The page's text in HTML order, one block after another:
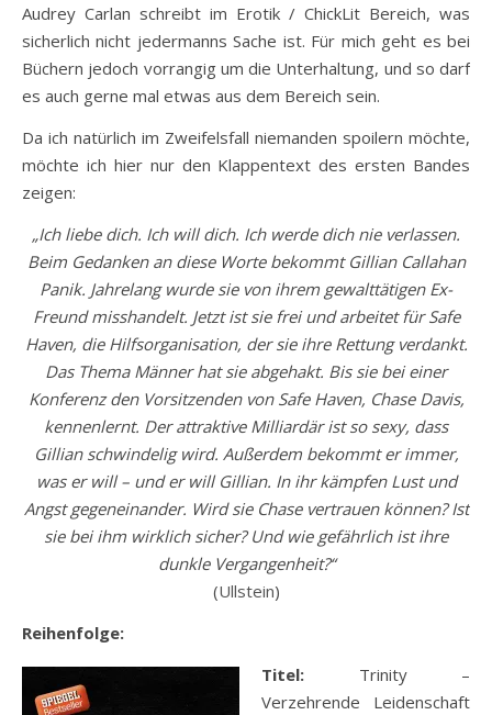
Audrey Carlan schreibt im Erotik / ChickLit Bereich, was
sicherlich nicht jedermanns Sache ist. Für mich geht es bei
Büchern jedoch vorrangig um die Unterhaltung, und so darf
es auch gerne mal etwas aus dem Bereich sein.
Da ich natürlich im Zweifelsfall niemanden spoilern möchte,
möchte ich hier nur den Klappentext des ersten Bandes
zeigen:
„Ich liebe dich. Ich will dich. Ich werde dich nie verlassen.
Beim Gedanken an diese Worte bekommt Gillian Callahan
Panik. Jahrelang wurde sie von ihrem gewalttätigen Ex-
Freund misshandelt. Jetzt ist sie frei und arbeitet für Safe
Haven, die Hilfsorganisation, der sie ihre Rettung verdankt.
Das Thema Männer hat sie abgehakt. Bis sie bei einer
Konferenz den Vorsitzenden von Safe Haven, Chase Davis,
kennenlernt. Der attraktive Milliardär ist so sexy, dass
Gillian schwindelig wird. Außerdem bekommt er immer,
was er will – und er will Gillian. In ihr kämpfen Lust und
Angst gegeneinander. Wird sie Chase vertrauen können? Ist
sie bei ihm wirklich sicher? Und wie gefährlich ist ihre
dunkle Vergangenheit?“
(Ullstein)
Reihenfolge:
Titel: Trinity –
Verzehrende Leidenschaft